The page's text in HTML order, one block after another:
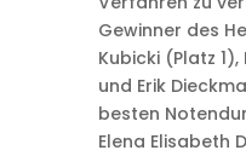
Gewinner des
Kubicki (Platz
und Erik
besten
Elena Elisabeth